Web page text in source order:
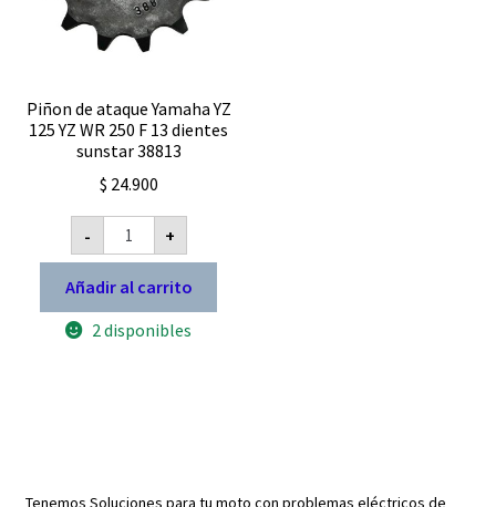
Piñon de ataque Yamaha YZ
125 YZ WR 250 F 13 dientes
sunstar 38813
$ 24.900
-
Piñon
ataque
Yamaha
YZ
125
YZ
+
Añadir al carrito
2 disponibles
Tenemos Soluciones para tu moto con problemas eléctricos de